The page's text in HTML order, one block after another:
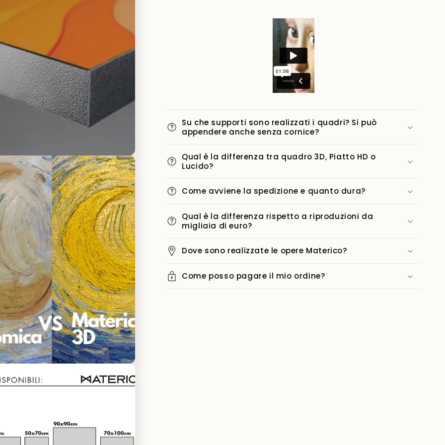
Su che supporti sono realizzati i quadri? Si può
appendere anche senza cornice?
Qual è la differenza tra quadro 3D, Piatto HD o
Lucido?
Come avviene la spedizione e quanto dura?
Qual è la differenza rispetto a riproduzioni da
migliaia di euro?
Dove sono realizzate le opere Materico?
Come posso pagare il mio ordine?